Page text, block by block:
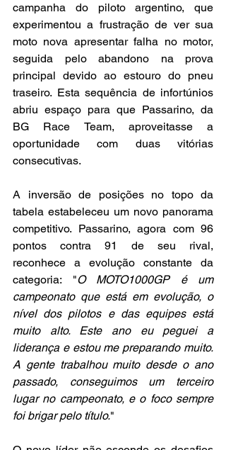
campanha do piloto argentino, que
experimentou a frustração de ver sua
moto nova apresentar falha no motor,
seguida pelo abandono na prova
principal devido ao estouro do pneu
traseiro. Esta sequência de infortúnios
abriu espaço para que Passarino, da
BG Race Team, aproveitasse a
oportunidade com duas vitórias
consecutivas.
A inversão de posições no topo da
tabela estabeleceu um novo panorama
competitivo. Passarino, agora com 96
pontos contra 91 de seu rival,
reconhece a evolução constante da
categoria: "O MOTO1000GP é um
campeonato que está em evolução, o
nível dos pilotos e das equipes está
muito alto. Este ano eu peguei a
liderança e estou me preparando muito.
A gente trabalhou muito desde o ano
passado, conseguimos um terceiro
lugar no campeonato, e o foco sempre
foi brigar pelo título."